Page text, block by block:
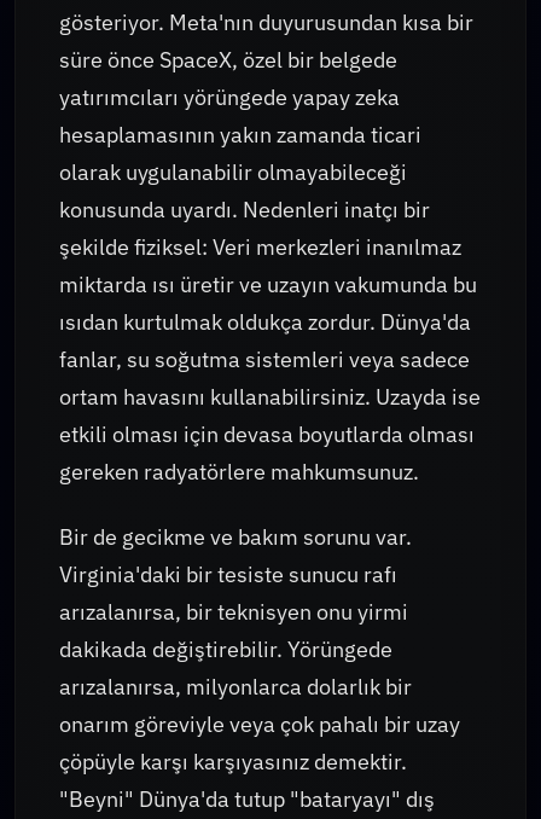
gösteriyor. Meta'nın duyurusundan kısa bir
süre önce SpaceX, özel bir belgede
yatırımcıları yörüngede yapay zeka
hesaplamasının yakın zamanda ticari
olarak uygulanabilir olmayabileceği
konusunda uyardı. Nedenleri inatçı bir
şekilde fiziksel: Veri merkezleri inanılmaz
miktarda ısı üretir ve uzayın vakumunda bu
ısıdan kurtulmak oldukça zordur. Dünya'da
fanlar, su soğutma sistemleri veya sadece
ortam havasını kullanabilirsiniz. Uzayda ise
etkili olması için devasa boyutlarda olması
gereken radyatörlere mahkumsunuz.
Bir de gecikme ve bakım sorunu var.
Virginia'daki bir tesiste sunucu rafı
arızalanırsa, bir teknisyen onu yirmi
dakikada değiştirebilir. Yörüngede
arızalanırsa, milyonlarca dolarlık bir
onarım göreviyle veya çok pahalı bir uzay
çöpüyle karşı karşıyasınız demektir.
"Beyni" Dünya'da tutup "bataryayı" dış